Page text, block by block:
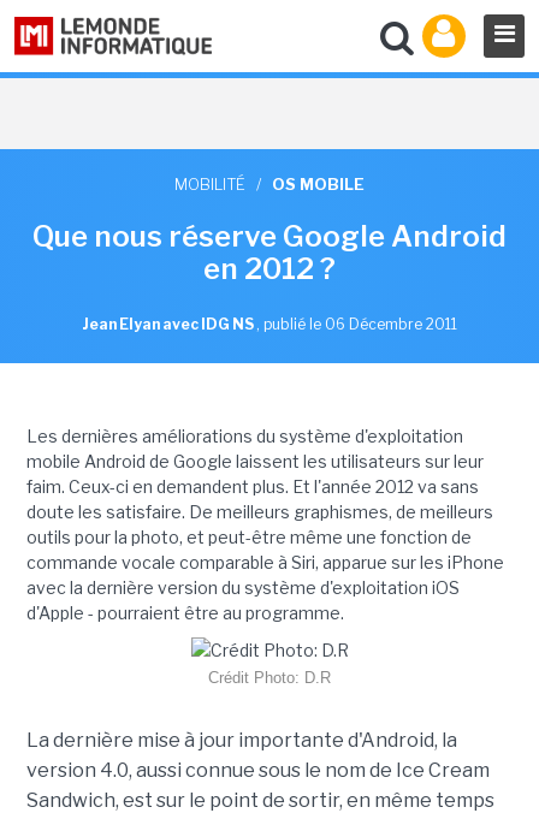
MOBILITÉ / OS MOBILE
Que nous réserve Google Android
en 2012 ?
Jean Elyan avec IDG NS , publié le 06 Décembre 2011
Les dernières améliorations du système d'exploitation
mobile Android de Google laissent les utilisateurs sur leur
faim. Ceux-ci en demandent plus. Et l'année 2012 va sans
doute les satisfaire. De meilleurs graphismes, de meilleurs
outils pour la photo, et peut-être même une fonction de
commande vocale comparable à Siri, apparue sur les iPhone
avec la dernière version du système d'exploitation iOS
d'Apple - pourraient être au programme.
Crédit Photo: D.R
La dernière mise à jour importante d'Android, la
version 4.0, aussi connue sous le nom de Ice Cream
Sandwich, est sur le point de sortir, en même temps